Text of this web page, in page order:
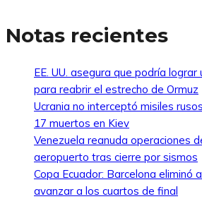
Notas recientes
EE. UU. asegura que podría lograr
para reabrir el estrecho de Ormuz
Ucrania no interceptó misiles
17 muertos en Kiev
Venezuela reanuda operaciones
aeropuerto tras cierre por sismos
Copa Ecuador: Barcelona eliminó
avanzar a los cuartos de final